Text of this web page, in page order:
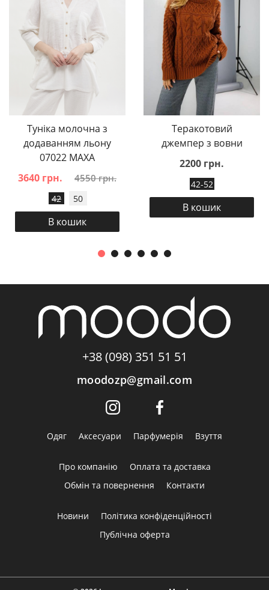
Туніка молочна з
додаванням льону
07022 MAXA
3640 грн.
4550 грн.
42 50
В кошик
Теракотовий
джемпер з вовни
2200 грн.
42-52
В кошик
+38 (098) 351 51 51
moodozp@gmail.com
Одяг Аксесуари Парфумерія Взуття
Про компанію
Оплата та доставка
Обмін та повернення
Контакти
Новини
Політика конфіденційності
Публічна оферта